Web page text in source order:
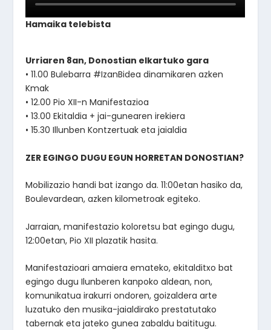
Hamaika telebista
Urriaren 8an, Donostian elkartuko gara
• 11.00 Bulebarra #IzanBidea dinamikaren azken
Kmak
• 12.00 Pio XII-n Manifestazioa
• 13.00 Ekitaldia + jai-gunearen irekiera
• 15.30 Illunben Kontzertuak eta jaialdia
ZER EGINGO DUGU EGUN HORRETAN DONOSTIAN?
Mobilizazio handi bat izango da. 11:00etan hasiko da,
Boulevardean, azken kilometroak egiteko.
Jarraian, manifestazio koloretsu bat egingo dugu,
12:00etan, Pio XII plazatik hasita.
Manifestazioari amaiera emateko, ekitalditxo bat
egingo dugu Ilunberen kanpoko aldean, non,
komunikatua irakurri ondoren, goizaldera arte
luzatuko den musika-jaialdirako prestatutako
tabernak eta jateko gunea zabaldu baititugu.